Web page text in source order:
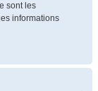
sont les
informations